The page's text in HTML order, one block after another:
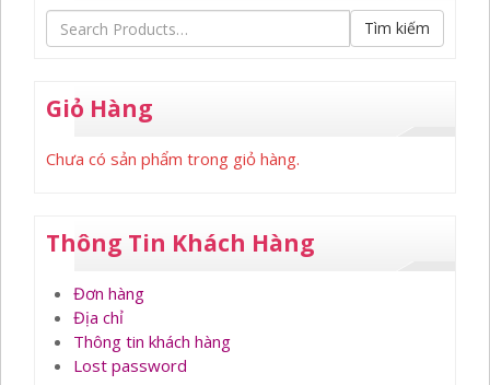
Tìm kiếm
Giỏ Hàng
Chưa có sản phẩm trong giỏ hàng.
Thông Tin Khách Hàng
Đơn hàng
Địa chỉ
Thông tin khách hàng
Lost password